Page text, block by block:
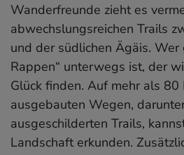
Wanderfreunde zieht es
abwechslungsreichen Trails
und der südlichen Ägäis. Wer
Rappen“ unterwegs ist, der
Glück finden. Auf mehr als
ausgebauten Wegen,
ausgeschilderten Trails,
Landschaft erkunden.